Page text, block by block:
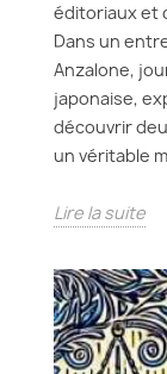
éditoriaux et
Dans un
Anzalone,
japonaise,
découvrir
un véritable
Lire la suite